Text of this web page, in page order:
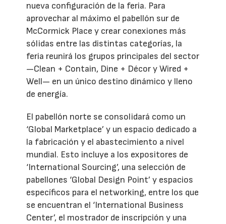
nueva configuración de la feria. Para
aprovechar al máximo el pabellón sur de
McCormick Place y crear conexiones más
sólidas entre las distintas categorías, la
feria reunirá los grupos principales del sector
—Clean + Contain, Dine + Décor y Wired +
Well— en un único destino dinámico y lleno
de energía.
El pabellón norte se consolidará como un
‘Global Marketplace’ y un espacio dedicado a
la fabricación y el abastecimiento a nivel
mundial. Esto incluye a los expositores de
‘International Sourcing’, una selección de
pabellones ‘Global Design Point’ y espacios
específicos para el networking, entre los que
se encuentran el ‘International Business
Center’, el mostrador de inscripción y una